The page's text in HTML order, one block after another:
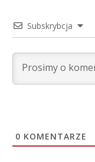
Subskrybcja
0 KOMENTARZE